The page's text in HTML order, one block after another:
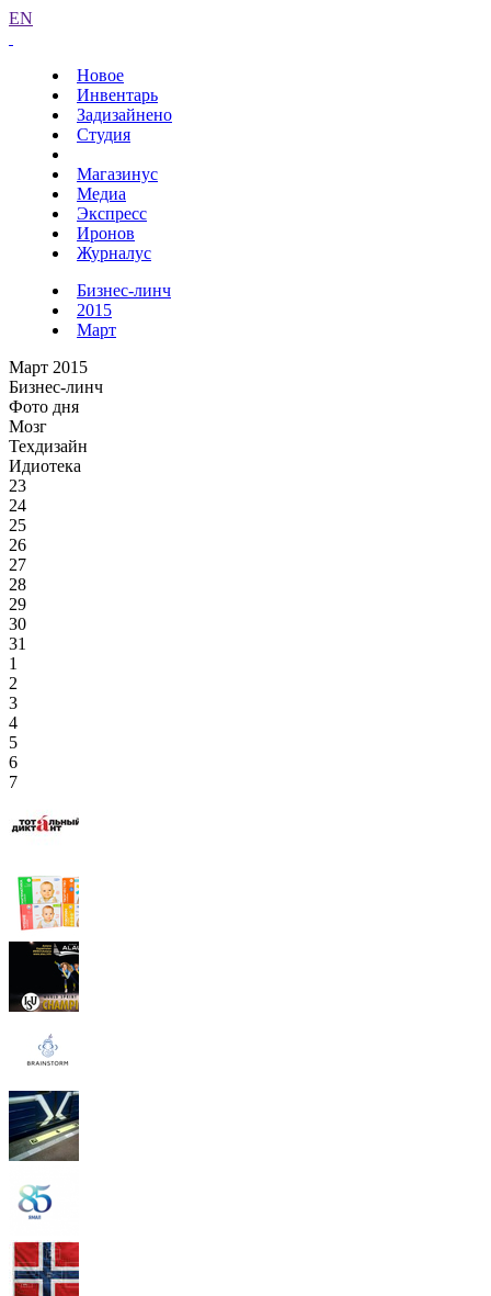
EN
Новое
Инвентарь
Задизайнено
Студия
Магазинус
Медиа
Экспресс
Иронов
Журналус
Бизнес-линч
2015
Март
Март 2015
Бизнес-линч
Фото дня
Мозг
Техдизайн
Идиотека
23
24
25
26
27
28
29
30
31
1
2
3
4
5
6
7